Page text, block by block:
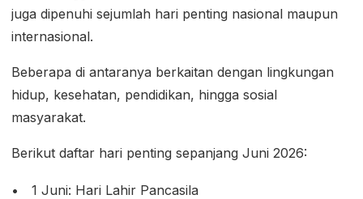
juga dipenuhi sejumlah hari penting nasional maupun
internasional.
Beberapa di antaranya berkaitan dengan lingkungan
hidup, kesehatan, pendidikan, hingga sosial
masyarakat.
Berikut daftar hari penting sepanjang Juni 2026:
1 Juni: Hari Lahir Pancasila